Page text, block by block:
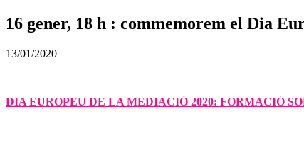
16 gener, 18 h : commemorem el Dia
13/01/2020
DIA EUROPEU DE LA MEDIACIÓ 2020: FORMACIÓ